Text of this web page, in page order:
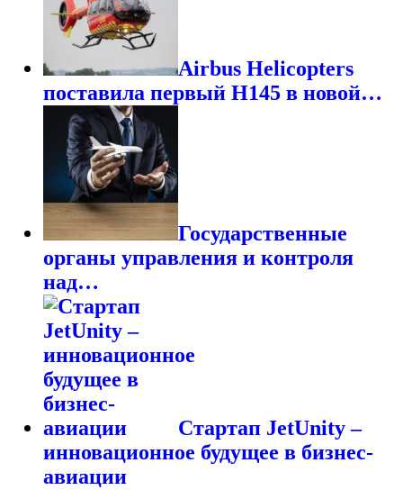
Airbus Helicopters
поставила первый H145 в новой…
Государственные
органы управления и контроля
над…
Стартап JetUnity –
инновационное будущее в бизнес-
авиации